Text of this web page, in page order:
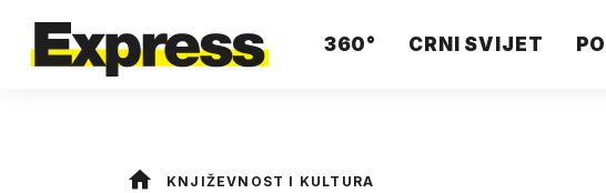
360° CRNI SVIJET
KNJIŽEVNOST I KULTURA